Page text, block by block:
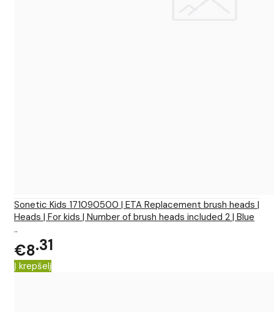
Sonetic Kids 171090500 | ETA Replacement brush heads |
Heads | For kids | Number of brush heads included 2 | Blue
..
€8 31
Į krepšelį